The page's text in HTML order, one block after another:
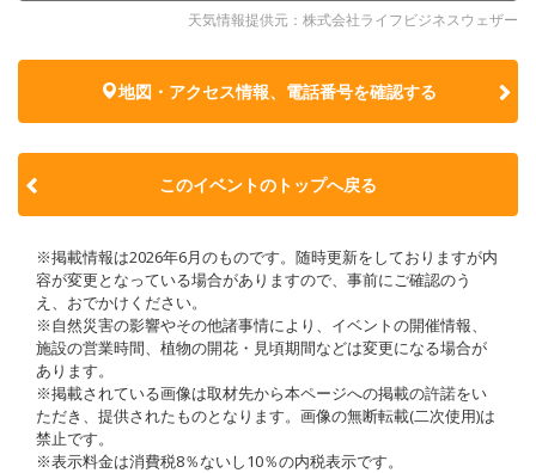
天気情報提供元：株式会社ライフビジネスウェザー
地図・アクセス情報、電話番号を確認する
このイベントのトップへ戻る
※掲載情報は2026年6月のものです。随時更新をしておりますが内
容が変更となっている場合がありますので、事前にご確認のう
え、おでかけください。
※自然災害の影響やその他諸事情により、イベントの開催情報、
施設の営業時間、植物の開花・見頃期間などは変更になる場合が
あります。
※掲載されている画像は取材先から本ページへの掲載の許諾をい
ただき、提供されたものとなります。画像の無断転載(二次使用)は
禁止です。
※表示料金は消費税8％ないし10％の内税表示です。